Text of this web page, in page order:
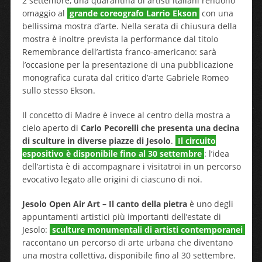
omaggio al grande coreografo Larrio Ekson con una
bellissima mostra d’arte. Nella serata di chiusura della
mostra è inoltre prevista la performance dal titolo
Remembrance dell’artista franco-americano: sarà
l’occasione per la presentazione di una pubblicazione
monografica curata dal critico d’arte Gabriele Romeo
sullo stesso Ekson.
Il concetto di Madre è invece al centro della mostra a
cielo aperto di Carlo Pecorelli che presenta una decina
di sculture in diverse piazze di Jesolo. Il circuito
espositivo è disponibile fino al 30 settembre : l’idea
dell’artista è di accompagnare i visitatroi in un percorso
evocativo legato alle origini di ciascuno di noi.
Jesolo Open Air Art – Il canto della pietraè uno degli
appuntamenti artistici più importanti dell’estate di
Jesolo: sculture monumentali di artisti contemporanei
raccontano un percorso di arte urbana che diventano
una mostra collettiva, disponibile fino al 30 settembre.